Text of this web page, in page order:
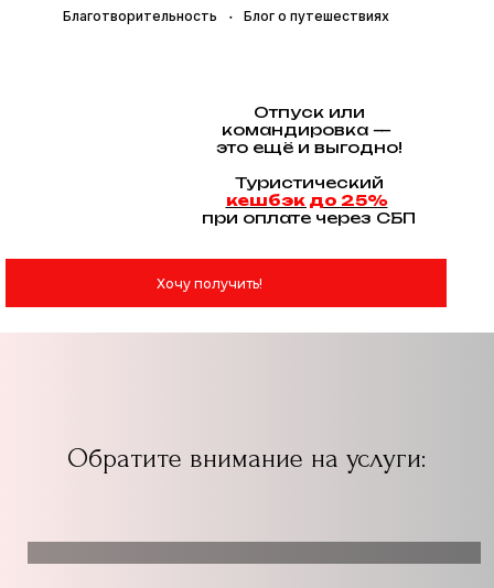
Благотворительность
Блог о путешествиях
Хочу получить!
Отпуск или
командировка —
это ещё и выгодно!
Туристический
кешбэк до 25%
при оплате через СБП
Обратите внимание на услуги: